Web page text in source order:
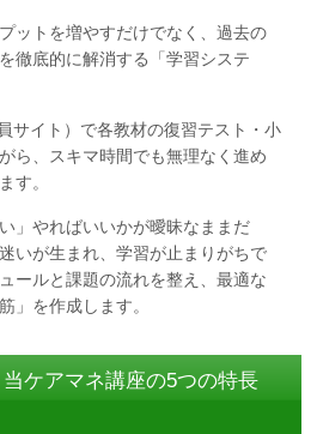
ットを増やすだけでなく、過去の
徹底的に解消する「学習システ
サイト）で各教材の復習テスト・小
ら、スキマ時間でも無理なく進め
す。
」やればいいかが曖昧なままだ
いが生まれ、学習が止まりがちで
ールと課題の流れを整え、最適な
」を作成します。
ケアマネ講座の5つの特長